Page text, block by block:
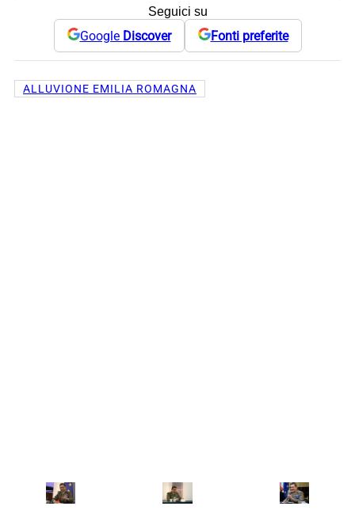
Seguici su
Google Discover Fonti preferite
ALLUVIONE EMILIA ROMAGNA